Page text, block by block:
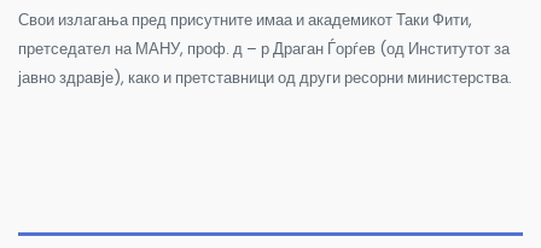
Свои излагања пред присутните имаа и академикот Таки Фити,
претседател на МАНУ, проф. д – р Драган Ѓорѓев (од Институтот за
јавно здравје), како и претставници од други ресорни министерства.